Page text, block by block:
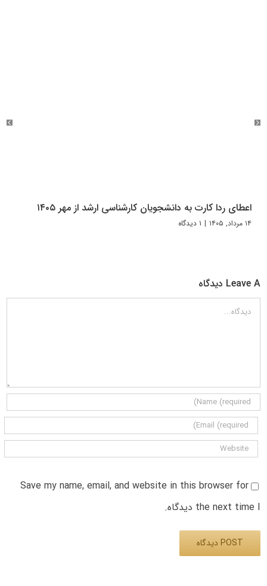
اعطای ردا کارت به دانشجویان کارشناسی ارشد از مهر ۱۴۰۵
۱۴ مرداد, ۱۴۰۵ | ۱ دیدگاه
Leave A دیدگاه
دیدگاه
Save my name, email, and website in this browser for
the next time I دیدگاه.